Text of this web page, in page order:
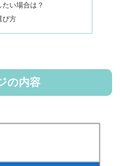
い場合は？
び方
の内容